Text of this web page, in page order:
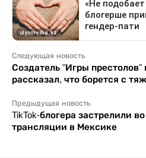
Следующая новость
Создатель "Игры
рассказал, что борется с
Предыдущая новость
TikTok-блогера застрелили
трансляции в Мексике